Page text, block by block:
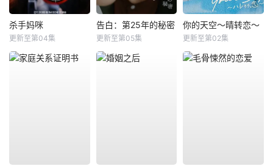
杀手妈咪
更新至第04集
告白：第25年的秘密
更新至第05集
你的天空～晴转恋～
更新至第02集